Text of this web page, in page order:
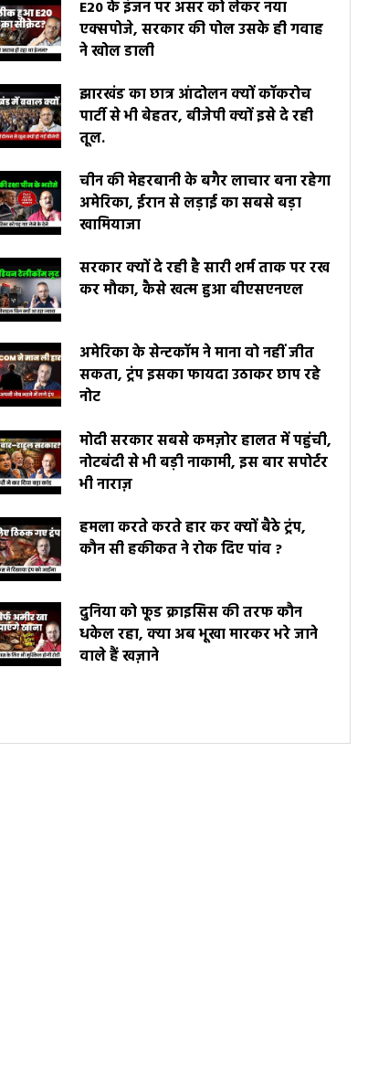
E20 के इंजन पर असर को लेकर नया
एक्सपोजे, सरकार की पोल उसके ही गवाह
ने खोल डाली
झारखंड का छात्र आंदोलन क्यों कॉकरोच
पार्टी से भी बेहतर, बीजेपी क्यों इसे दे रही
तूल.
चीन की मेहरबानी के बगैर लाचार बना रहेगा
अमेरिका, ईरान से लड़ाई का सबसे बड़ा
खामियाजा
सरकार क्यों दे रही है सारी शर्म ताक पर रख
कर मौका, कैसे खत्म हुआ बीएसएनएल
अमेरिका के सेन्टकॉम ने माना वो नहीं जीत
सकता, ट्रंप इसका फायदा उठाकर छाप रहे
नोट
मोदी सरकार सबसे कमज़ोर हालत में पहुंची,
नोटबंदी से भी बड़ी नाकामी, इस बार सपोर्टर
भी नाराज़
हमला करते करते हार कर क्यों बैठे ट्रंप,
कौन सी हकीकत ने रोक दिए पांव ?
दुनिया को फूड क्राइसिस की तरफ कौन
धकेल रहा, क्या अब भूखा मारकर भरे जाने
वाले हैं खज़ाने